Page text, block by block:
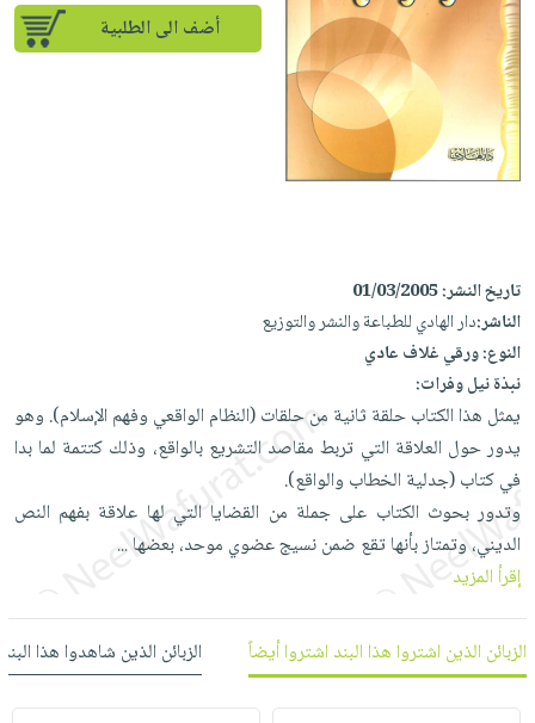
إختياراتنا
كتب
أكاديمية
صندوق
القراءة
iKitab
بلا
حدود
أسئلة
يتكرر
على
Android
تحميل
iKitab
على
Apple
أسئلة
يتكرر
طرحها
تحميل
masmu3
على
masmu3
على
Apple
المواضيع
الأكثر
مبيعاً
إختياراتنا
وسائل
القراءة
جوائز
تعليمية
الصحة
والعناية
الشخصية
جديد
أجهزة
العناية
الشخصية
العناية
وتصفيف
الشعر
العناية
بالجسم
العناية
بالأسنان
الحمية
والتغذية
المطبخ
والسفرة
جديد
الكل
أواني
الطهي
أدوات
الخبز
أدوات
الأوعية
والتخزين
أدوات
متجر
الهدايا
أقسام
الأكثر
مبيعاً
العودة
للمدارس
اكسسوارات
شحن
مجاني
مختارة
اشتراكات
أضف الى الطلبية
تاريخ النشر:01/03/2005
الناشر:دار الهادي للطباعة والنشر والتوزيع
النوع:ورقي غلاف عادي
نبذة نيل وفرات:
يمثل هذا الكتاب حلقة ثانية من حلقات (النظام الواقعي وفهم الإسلام). وهو
يدور حول العلاقة التي تربط مقاصد التشريع بالواقع، وذلك كتتمة لما بدا
في كتاب (جدلية الخطاب والواقع).
وتدور بحوث الكتاب على جملة من القضايا التي لها علاقة بفهم النص
الديني، وتمتاز بأنها تقع ضمن نسيج عضوي موحد، بعضها...
إقرأ المزيد
الزبائن الذين اشتروا هذا البند اشتروا أيضاً الزبائن الذين شاهدوا هذا